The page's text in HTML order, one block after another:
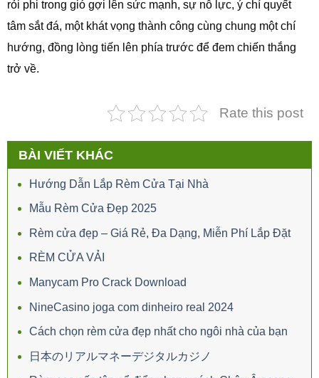
rỏi phi trong gió gợi lên sức mạnh, sự nỗ lực, ý chí quyết
tâm sắt đá, một khát vọng thành công cùng chung một chí
hướng, đồng lòng tiến lên phía trước để đem chiến thắng
trở về.
Rate this post
BÀI VIẾT KHÁC
Hướng Dẫn Lắp Rèm Cửa Tại Nhà
Mẫu Rèm Cửa Đẹp 2025
Rèm cửa đẹp – Giá Rẻ, Đa Dạng, Miễn Phí Lắp Đặt
RÈM CỬA VẢI
Manycam Pro Crack Download
NineCasino joga com dinheiro real 2024
Cách chọn rèm cửa đẹp nhất cho ngôi nhà của bạn
日本のリアルマネーデジタルカジノ